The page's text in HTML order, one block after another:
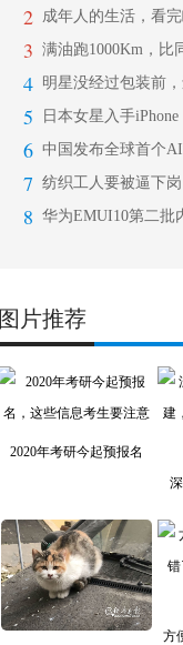
2 成年人的生活，看
3 满油跑1000Km，比
4 明星没经过包装前
5 日本女星入手iPhone
6
7
8 华为EMUI10第二批
图片推荐
2020年考研今起预报名
方